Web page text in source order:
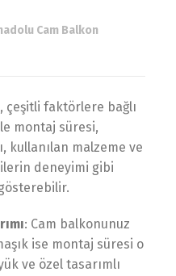
Cam Balkon
çeşitli faktörlere bağlı
montaj süresi,
kullanılan malzeme ve
deneyimi gibi
: Cam balkonunuz
ise montaj süresi o
ve özel tasarımlı